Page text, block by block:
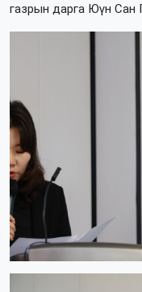
газрын дарга Юүн Сан